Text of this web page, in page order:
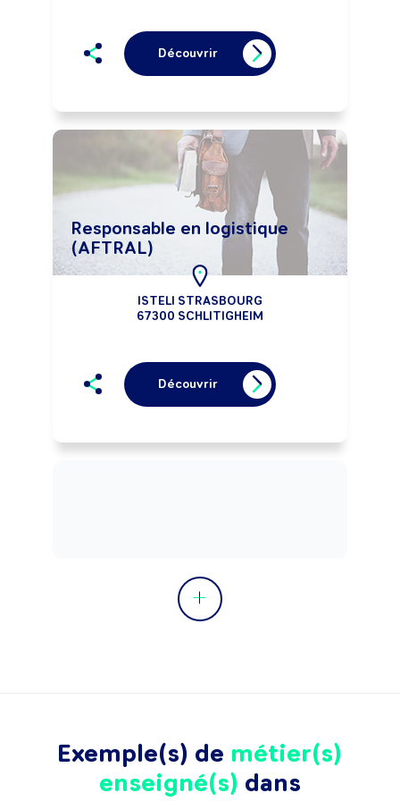
Découvrir
Responsable en logistique
(AFTRAL)
ISTELI STRASBOURG
67300 SCHLITIGHEIM
Découvrir
Exemple(s) de métier(s)
enseigné(s) dans